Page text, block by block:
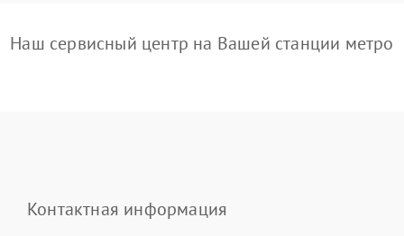
Наш сервисный центр на Вашей станции метро
Контактная информация